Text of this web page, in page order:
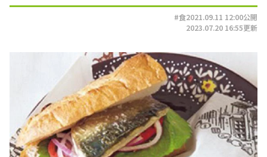
#食2021.09.11 12:00公開
2023.07.20 16:55更新